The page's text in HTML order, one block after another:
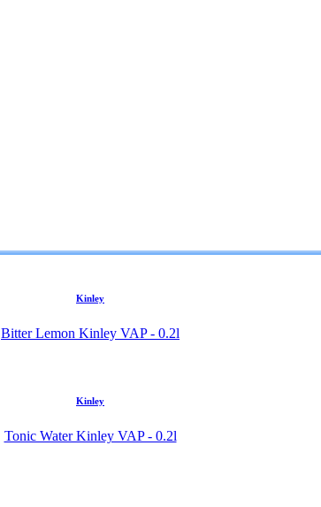
Kinley
Bitter Lemon Kinley VAP - 0.2l
Kinley
Tonic Water Kinley VAP - 0.2l